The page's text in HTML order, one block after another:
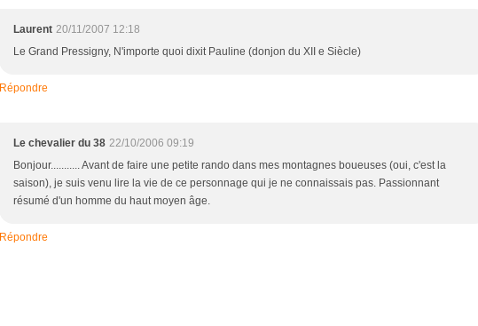
Laurent 20/11/2007 12:18
Le Grand Pressigny, N'importe quoi dixit Pauline (donjon du XII e Siècle)
Répondre
Le chevalier du 38 22/10/2006 09:19
Bonjour........... Avant de faire une petite rando dans mes montagnes boueuses (oui, c'est la
saison), je suis venu lire la vie de ce personnage qui je ne connaissais pas. Passionnant
résumé d'un homme du haut moyen âge.
Répondre